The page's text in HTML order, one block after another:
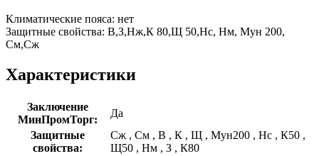
Климатические пояса: нет
Защитные свойства: В,З,Нж,К 80,Щ 50,Нс, Нм, Мун 200,
См,Сж
Характеристики
Заключение
МинПромТорг:
Да
Защитные
свойства:
Сж , См , В , К , Щ , Мун200 , Нс , К50 ,
Щ50 , Нм , З , К80